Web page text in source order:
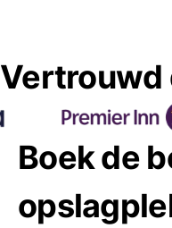
Vertrouwd
Boek de